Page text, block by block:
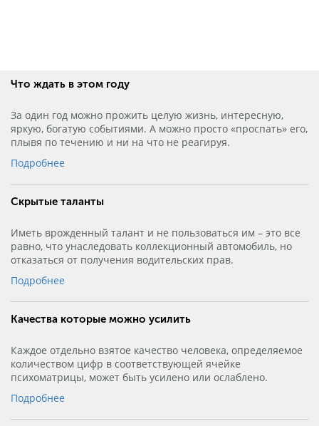
Что ждать в этом году
За один год можно прожить целую жизнь, интересную,
яркую, богатую событиями. А можно просто «проспать» его,
плывя по течению и ни на что не реагируя.
Подробнее
Скрытые таланты
Иметь врожденный талант и не пользоваться им – это все
равно, что унаследовать коллекционный автомобиль, но
отказаться от получения водительских прав.
Подробнее
Качества которые можно усилить
Каждое отдельно взятое качество человека, определяемое
количеством цифр в соответствующей ячейке
психоматрицы, может быть усилено или ослаблено.
Подробнее